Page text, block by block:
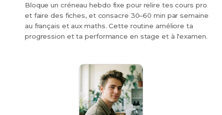
Bloque un créneau hebdo fixe pour relire tes cours pro
et faire des fiches, et consacre 30–60 min par semaine
au français et aux maths. Cette routine améliore ta
progression et ta performance en stage et à l'examen.